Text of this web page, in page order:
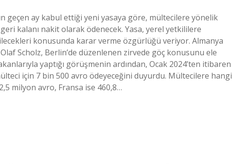
geçen ay kabul ettiği yeni yasaya göre, mültecilere yönelik
kalanı nakit olarak ödenecek. Yasa, yerel yetkililere
konusunda karar verme özgürlüğü veriyor. Almanya
Scholz, Berlin’de düzenlenen zirvede göç konusunu ele
yaptığı görüşmenin ardından, Ocak 2024’ten itibaren
için 7 bin 500 avro ödeyeceğini duyurdu. Mültecilere hangi
milyon avro, Fransa ise 460,8…